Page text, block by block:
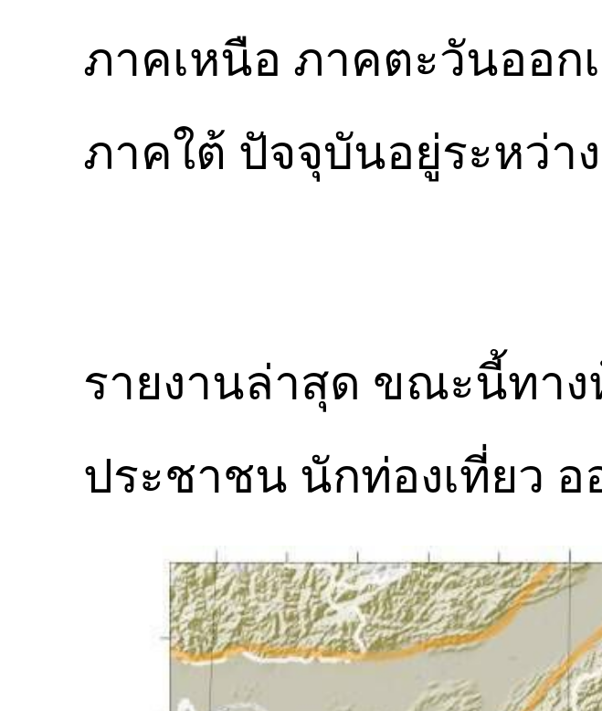
ภาคเหนือ ภาคตะวันออก
ภาคใต้ ปัจจุบันอยู่ระหว่า
รายงานล่าสุด ขณะนี้ทาง
ประชาชน นักท่องเที่ยว